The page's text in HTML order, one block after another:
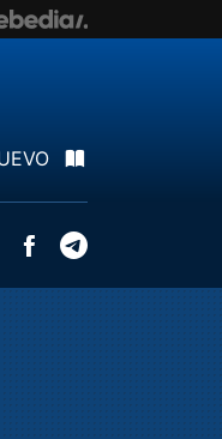
FlipboardFacebook